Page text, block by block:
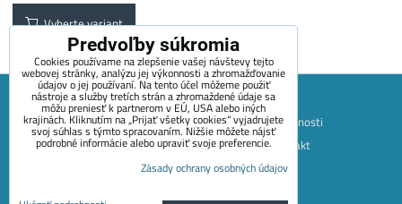
Vyberte variant
Mapa stránok Obchodné podmienky
Platobné možnosti
Doprava a vrátenie tovaru
+420 722 689 252
Kontakt
Predvoľby súkromia
Cookies používame na zlepšenie vašej návštevy tejto
webovej stránky, analýzu jej výkonnosti a zhromažďovanie
údajov o jej používaní. Na tento účel môžeme použiť
nástroje a služby tretích strán a zhromaždené údaje sa
môžu preniesť k partnerom v EÚ, USA alebo iných
krajinách. Kliknutím na „Prijať všetky cookies“ vyjadrujete
svoj súhlas s týmto spracovaním. Nižšie môžete nájsť
podrobné informácie alebo upraviť svoje preferencie.
Zásady ochrany osobných údajov